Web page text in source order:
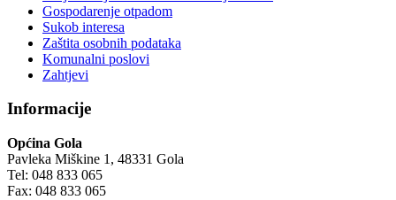
Gospodarenje otpadom
Sukob interesa
Zaštita osobnih podataka
Komunalni poslovi
Zahtjevi
Informacije
Općina Gola
Pavleka Miškine 1, 48331 Gola
Tel: 048 833 065
Fax: 048 833 065